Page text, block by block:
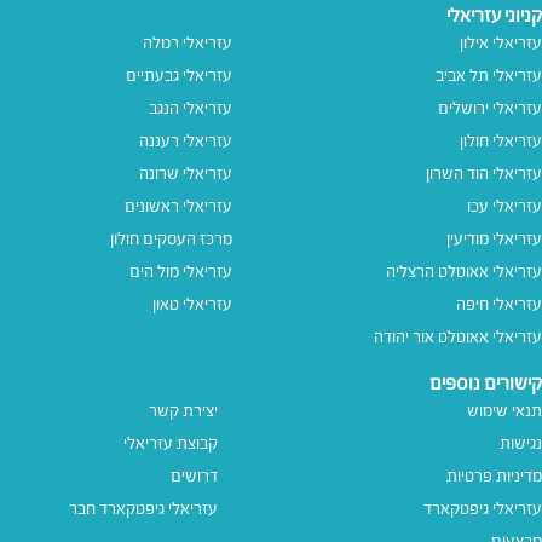
קניוני עזריאלי
עזריאלי אילון
עזריאלי תל אביב
עזריאלי ירושלים
עזריאלי חולון
עזריאלי הוד השרון
עזריאלי עכו
עזריאלי מודיעין
עזריאלי אאוטלט הרצליה
עזריאלי חיפה
עזריאלי אאוטלט אור יהודה
עזריאלי רמלה
עזריאלי גבעתיים
עזריאלי הנגב
עזריאלי רעננה
עזריאלי שרונה
עזריאלי ראשונים
מרכז העסקים חולון
עזריאלי מול הים
עזריאלי טאון
קישורים נוספים
תנאי שימוש
נגישות
מדיניות פרטיות
עזריאלי גיפטקארד
יצירת קשר
קבוצת עזריאלי
דרושים
עזריאלי גיפטקארד חבר‎